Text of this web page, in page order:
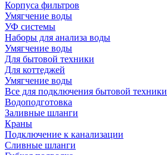
Корпуса фильтров
Умягчение воды
УФ системы
Наборы для анализа воды
Умягчение воды
Для бытовой техники
Для коттеджей
Умягчение воды
Все для подключения бытовой техники
Водоподготовка
Заливные шланги
Краны
Подключение к канализации
Сливные шланги